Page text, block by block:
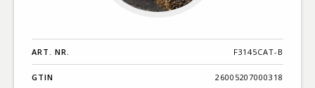
ART. NR. F3145CAT-B
GTIN 26005207000318